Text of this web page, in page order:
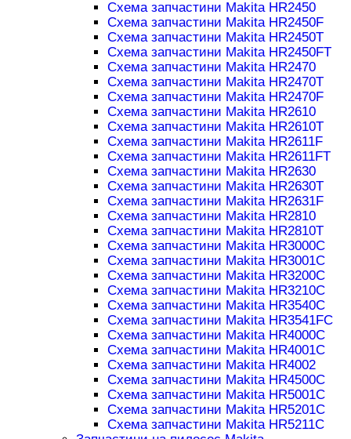
Схема запчастини Makita HR2450
Схема запчастини Makita HR2450F
Схема запчастини Makita HR2450T
Схема запчастини Makita HR2450FT
Схема запчастини Makita HR2470
Схема запчастини Makita HR2470T
Схема запчастини Makita HR2470F
Схема запчастини Makita HR2610
Схема запчастини Makita HR2610T
Схема запчастини Makita HR2611F
Схема запчастини Makita HR2611FT
Схема запчастини Makita HR2630
Схема запчастини Makita HR2630T
Схема запчастини Makita HR2631F
Схема запчастини Makita HR2810
Схема запчастини Makita HR2810T
Схема запчастини Makita HR3000C
Схема запчастини Makita HR3001C
Схема запчастини Makita HR3200C
Схема запчастини Makita HR3210C
Схема запчастини Makita HR3540C
Схема запчастини Makita HR3541FC
Схема запчастини Makita HR4000C
Схема запчастини Makita HR4001C
Схема запчастини Makita HR4002
Схема запчастини Makita HR4500C
Схема запчастини Makita HR5001C
Схема запчастини Makita HR5201C
Схема запчастини Makita HR5211C